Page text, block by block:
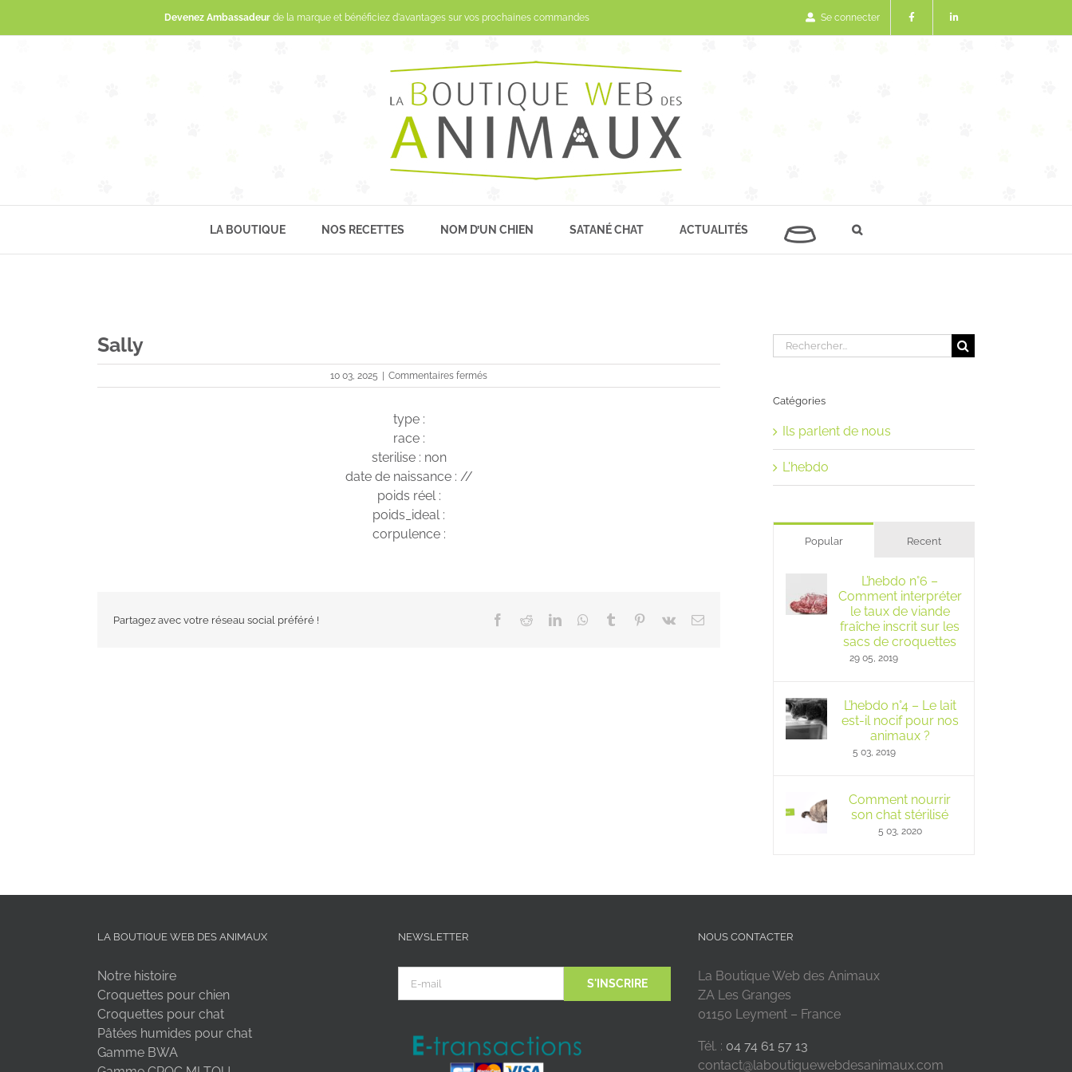
Devenez Ambassadeurde la marque et bénéficiez d'avantages sur vos prochaines commandes Se connecter
LA BOUTIQUE NOS RECETTES NOM D’UN CHIEN SATANÉ CHAT ACTUALITÉS
Sally
10 03, 2025 Commentaires ferméssur
Sally
type :
race :
sterilise : non
date de naissance : //
poids réel :
poids_ideal :
corpulence :
Partagez avec votre réseau social préféré ! Facebook
RedditLinkedInWhatsApp
Tumblr Pinterest
Vk Email
Rechercher:
Catégories
Ils parlent de nous
L'hebdo
Popular Recent
L’hebdo n°6 –
Comment interpréter
le taux de viande
fraîche inscrit sur les
sacs de croquettes
29 05, 2019
L’hebdo n°4 – Le lait
est-il nocif pour nos
animaux ?
5 03, 2019
Comment nourrir
son chat stérilisé
5 03, 2020
LA BOUTIQUE WEB DES ANIMAUX
Notre histoire
Croquettes pour chien
Croquettes pour chat
Pâtées humides pour chat
Gamme BWA
NEWSLETTER NOUS CONTACTER
La Boutique Web des Animaux
ZA Les Granges
01150 Leyment – France
Tél. : 04 74 61 57 13
contact@laboutiquewebdesanimaux.com